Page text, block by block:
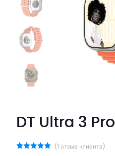
DT Ultra 3 Pro
(1 отзыв клиента)